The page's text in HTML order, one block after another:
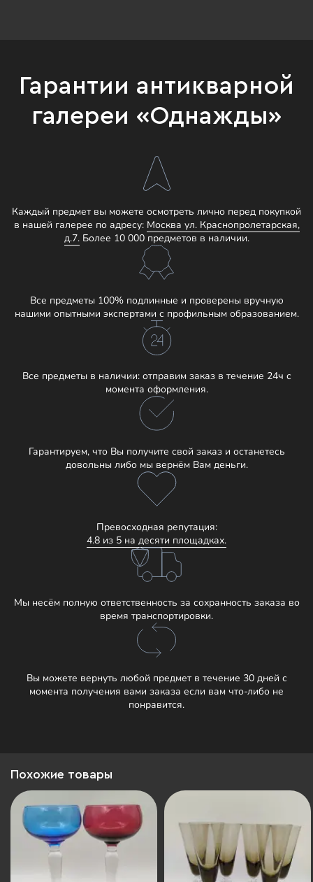
Гарантии антикварной
галереи «Однажды»
Каждый предмет вы можете осмотреть лично перед покупкой
в нашей галерее по адресу: Москва ул. Краснопролетарская,
д.7.Более 10 000 предметов в наличии.
Все предметы 100% подлинные и проверены вручную
нашими опытными экспертами с профильным образованием.
Все предметы в наличии: отправим заказ в течение 24ч с
момента оформления.
Гарантируем, что Вы получите свой заказ и останетесь
довольны либо мы вернём Вам деньги.
Превосходная репутация:
4.8 из 5 на десяти площадках.
Мы несём полную ответственность за сохранность заказа во
время транспортировки.
Вы можете вернуть любой предмет в течение 30 дней с
момента получения вами заказа если вам что-либо не
понравится.
Похожие товары